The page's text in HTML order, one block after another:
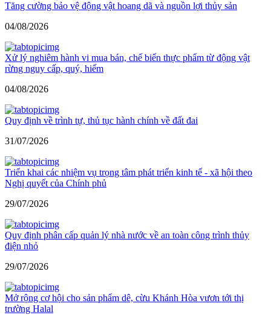
Tăng cường bảo vệ động vật hoang dã và nguồn lợi thủy sản
04/08/2026
Xử lý nghiêm hành vi mua bán, chế biến thực phẩm từ động vật
rừng nguy cấp, quý, hiếm
04/08/2026
Quy định về trình tự, thủ tục hành chính về đất đai
31/07/2026
Triển khai các nhiệm vụ trọng tâm phát triển kinh tế - xã hội theo
Nghị quyết của Chính phủ
29/07/2026
Quy định phân cấp quản lý nhà nước về an toàn công trình thủy
điện nhỏ
29/07/2026
Mở rộng cơ hội cho sản phẩm dê, cừu Khánh Hòa vươn tới thị
trường Halal